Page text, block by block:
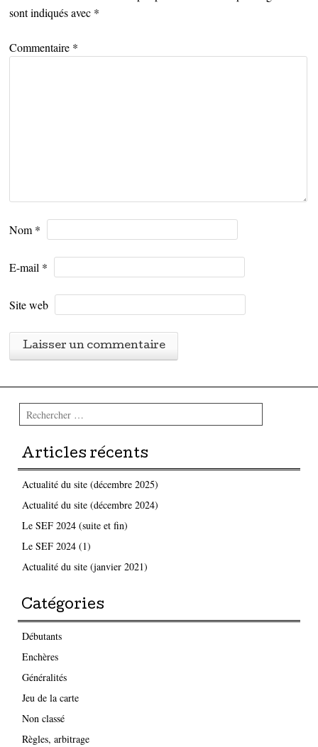
sont indiqués avec *
Commentaire *
Nom *
E-mail *
Site web
Rechercher
Articles récents
Actualité du site (décembre 2025)
Actualité du site (décembre 2024)
Le SEF 2024 (suite et fin)
Le SEF 2024 (1)
Actualité du site (janvier 2021)
Catégories
Débutants
Enchères
Généralités
Jeu de la carte
Non classé
Règles, arbitrage